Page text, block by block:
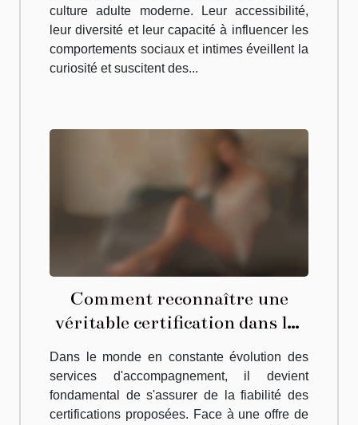
culture adulte moderne. Leur accessibilité,
leur diversité et leur capacité à influencer les
comportements sociaux et intimes éveillent la
curiosité et suscitent des...
Comment reconnaître une
véritable certification dans les
services d'accompagnement ?
Dans le monde en constante évolution des
services d'accompagnement, il devient
fondamental de s'assurer de la fiabilité des
certifications proposées. Face à une offre de